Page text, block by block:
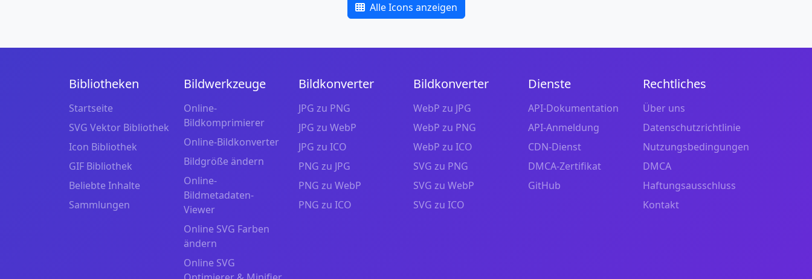
Alle Icons anzeigen
Bibliotheken
Startseite
SVG Vektor Bibliothek
Icon Bibliothek
GIF Bibliothek
Beliebte Inhalte
Sammlungen
Bildwerkzeuge
Online-
Bildkomprimierer
Online-Bildkonverter
Bildgröße ändern
Online-
Bildmetadaten-
Viewer
Online SVG Farben
ändern
Online SVG
Bildkonverter
JPG zu PNG
JPG zu WebP
JPG zu ICO
PNG zu JPG
PNG zu WebP
PNG zu ICO
Bildkonverter
WebP zu JPG
WebP zu PNG
WebP zu ICO
SVG zu PNG
SVG zu WebP
SVG zu ICO
Dienste
API-Dokumentation
API-Anmeldung
CDN-Dienst
DMCA-Zertifikat
GitHub
Rechtliches
Über uns
Datenschutzrichtlinie
Nutzungsbedingungen
DMCA
Haftungsausschluss
Kontakt